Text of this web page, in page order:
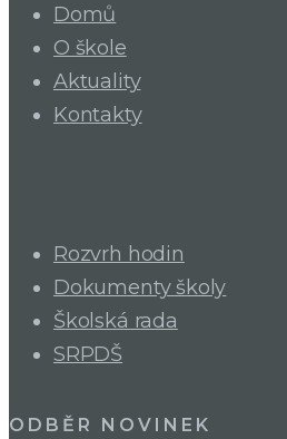
Domů
O škole
Aktuality
Kontakty
Rozvrh hodin
Dokumenty školy
Školská rada
SRPDŠ
ODBĚR NOVINEK